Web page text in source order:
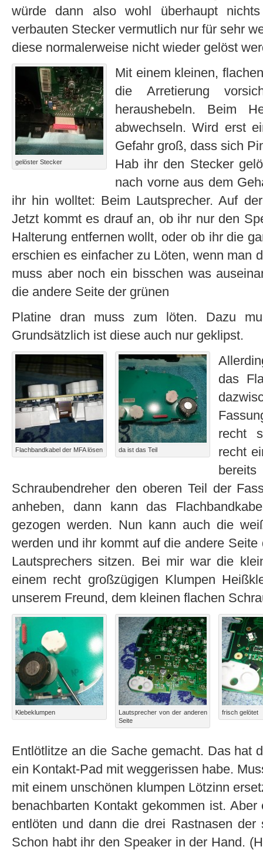
würde dann also wohl überhaupt
verbauten Stecker vermutlich nur für sehr
diese normalerweise nicht wieder gelöst
gelöster Stecker
Mit einem kleinen,
die Arretierung
heraushebeln. Beim
abwechseln. Wird erst
Gefahr groß, dass sich
Hab ihr den Stecker
nach vorne aus dem
ihr hin wolltet: Beim Lautsprecher. Auf
Jetzt kommt es drauf an, ob ihr nur den
Halterung entfernen wollt, oder ob ihr die
erschien es einfacher zu Löten, wenn man
muss aber noch ein bisschen was
die andere Seite der grünen
Platine dran muss zum löten. Dazu
Grundsätzlich ist diese auch nur geklipst.
Flachbandkabel der MFA lösen da ist das Teil
das
recht
recht
Schraubendreher den oberen Teil der
anheben, dann kann das
gezogen werden. Nun kann auch die
werden und ihr kommt auf die andere
Lautsprechers sitzen. Bei mir war die
einem recht großzügigen Klumpen
unserem Freund, dem kleinen flachen
Klebeklumpen
Lautsprecher von der anderen
Seite
frisch gelötet
Entlötlitze an die Sache gemacht. Das hat
ein Kontakt-Pad mit weggerissen habe.
mit einem unschönen klumpen Lötzinn
benachbarten Kontakt gekommen ist.
entlöten und dann die drei Rastnasen der
Schon habt ihr den Speaker in der Hand.